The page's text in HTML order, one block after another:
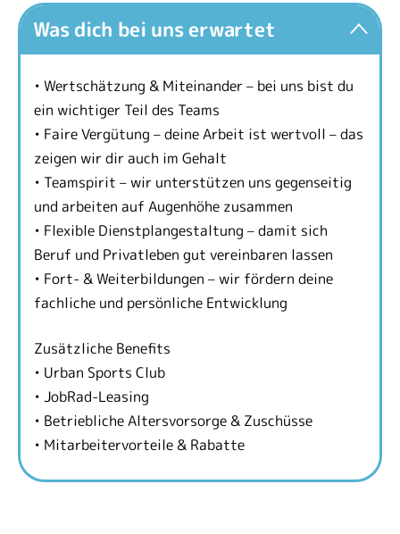
Was dich bei uns erwartet
• Wertschätzung & Miteinander – bei uns bist du
ein wichtiger Teil des Teams
• Faire Vergütung – deine Arbeit ist wertvoll – das
zeigen wir dir auch im Gehalt
• Teamspirit – wir unterstützen uns gegenseitig
und arbeiten auf Augenhöhe zusammen
• Flexible Dienstplangestaltung – damit sich
Beruf und Privatleben gut vereinbaren lassen
• Fort- & Weiterbildungen – wir fördern deine
fachliche und persönliche Entwicklung
Zusätzliche Benefits
• Urban Sports Club
• JobRad-Leasing
• Betriebliche Altersvorsorge & Zuschüsse
• Mitarbeitervorteile & Rabatte